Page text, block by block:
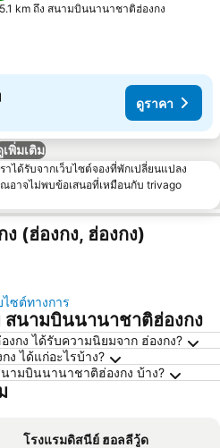
km ถึง สนามบินนานาชาติฮ่องกง
ดูราคา
พิ่มเติม
าได้รับจากเว็บไซต์จองที่พักเปลี่ยนแปลง
อาจไม่พบข้อเสนอที่เหมือนกับ trivago
(ฮ่องกง, ฮ่องกง)
ไซต์ทางการ
สนามบินนานาชาติฮ่องกง
กง ได้รับความนิยมจาก ฮ่องกง?
ได้แก่อะไรบ้าง?
ามบินนานาชาติฮ่องกง บ้าง?
โรงแรมดิสนีย์ ฮอลลีวู้ด